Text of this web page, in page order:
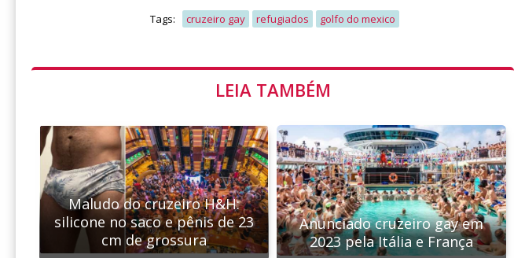
Tags: cruzeiro gay refugiados golfo do mexico
LEIA TAMBÉM
Maludo do cruzeiro H&H:
silicone no saco e pênis de 23
cm de grossura
Anunciado cruzeiro gay em
2023 pela Itália e França